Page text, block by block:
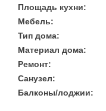
Площадь кухни:
Мебель:
Тип дома:
Материал дома:
Ремонт:
Санузел:
Балконы/лоджии: